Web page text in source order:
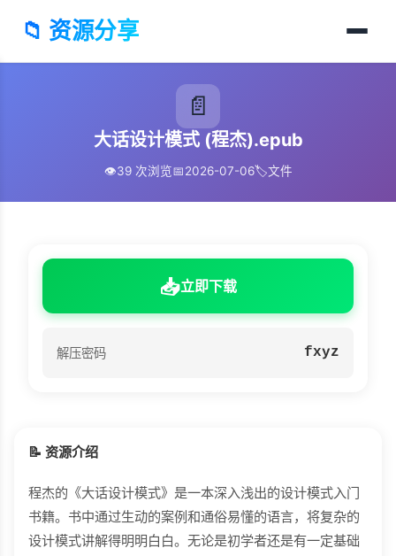
📁 资源分享
📄
大话设计模式 (程杰).epub
👁️39 次浏览📅2026-07-06🏷️文件
📥立即下载
解压密码 fxyz
📝 资源介绍
程杰的《大话设计模式》是一本深入浅出的设计模式入门
书籍。书中通过生动的案例和通俗易懂的语言，将复杂的
设计模式讲解得明明白白。无论是初学者还是有一定基础